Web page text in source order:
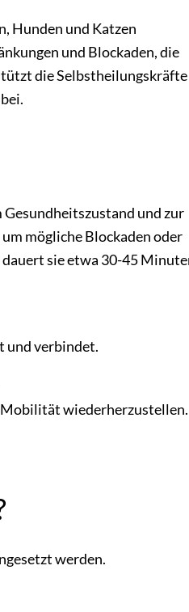
Hunden und Katzen
und Blockaden, die
die Selbstheilungskräfte
und zur
mögliche Blockaden oder
sie etwa 30-45
und verbindet.
Mobilität wiederherzustellen.
werden.